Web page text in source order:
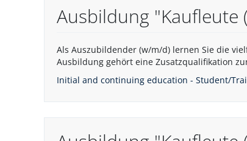
Ausbildung
Als Auszubildender (w/m/d) lernen Sie die
Ausbildung gehört eine Zusatzqualifikation
Initial and continuing education - Student/